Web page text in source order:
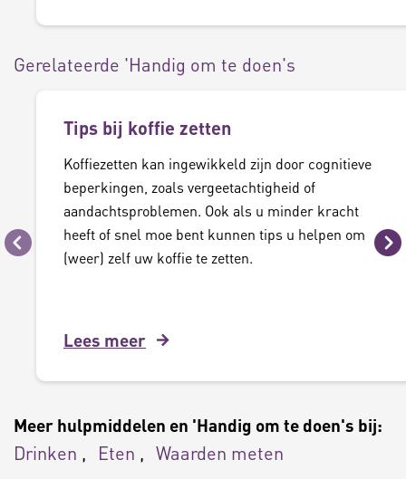
Gerelateerde 'Handig om te doen's
Vorige
Tips bij koffie zetten
Koffiezetten kan ingewikkeld zijn door cognitieve
beperkingen, zoals vergeetachtigheid of
aandachtsproblemen. Ook als u minder kracht
heeft of snel moe bent kunnen tips u helpen om
(weer) zelf uw koffie te zetten.
Lees meer
Meer hulpmiddelen en 'Handig om te doen's bij:
Drinken Eten Waarden meten